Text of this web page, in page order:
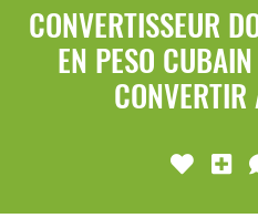
CONVERTISSEUR
EN PESO